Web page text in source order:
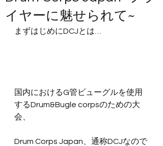
イヤーに魅せられて~
まずはじめにDCJとは…
国内におけるG管ビューグルを使用
するDrum&Bugle corpsのための大
会、
Drum Corps Japan、通称DCJなので